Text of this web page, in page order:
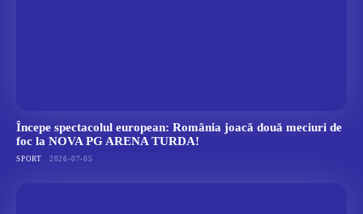
Începe spectacolul european: România joacă două meciuri de
foc la NOVA PG ARENA TURDA!
SPORT 2026-07-05